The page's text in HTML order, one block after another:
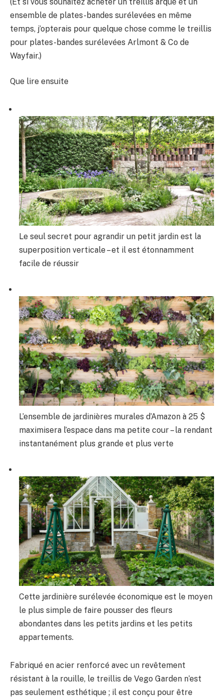
ensemble de plates-bandes surélevées en même
temps, j’opterais pour quelque chose comme le treillis
pour plates-bandes surélevées Arlmont & Co de
Wayfair.)
Que lire ensuite
Le seul secret pour agrandir un petit jardin est la
superposition verticale – et il est étonnamment
facile de réussir
L’ensemble de jardinières murales d’Amazon à 25 $
maximisera l’espace dans ma petite cour – la rendant
instantanément plus grande et plus verte
Cette jardinière surélevée économique est le moyen
le plus simple de faire pousser des fleurs
abondantes dans les petits jardins et les petits
appartements.
Fabriqué en acier renforcé avec un revêtement
résistant à la rouille, le treillis de Vego Garden n’est
pas seulement esthétique ; il est conçu pour être